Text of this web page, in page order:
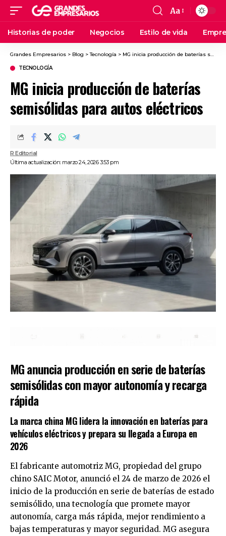
Aa
Historias de poder Negocios Estilo de vida
Grandes Empresarios > Blog >Tecnología > MG inicia producción de baterías semisólidas para autos eléctricos
TECNOLOGÍA
MG inicia producción de baterías
semisólidas para autos eléctricos
Última actualización: marzo 24, 2026 3:53 pm
R Editorial
MG anuncia producción en serie de baterías
semisólidas con mayor autonomía y recarga
rápida
La marca china MG lidera la innovación en baterías para
vehículos eléctricos y prepara su llegada a Europa en
2026
El fabricante automotriz MG, propiedad del grupo
chino SAIC Motor, anunció el 24 de marzo de 2026 el
inicio de la producción en serie de baterías de estado
semisólido, una tecnología que promete mayor
autonomía, carga más rápida, mejor rendimiento a
bajas temperaturas y mayor seguridad. MG asegura